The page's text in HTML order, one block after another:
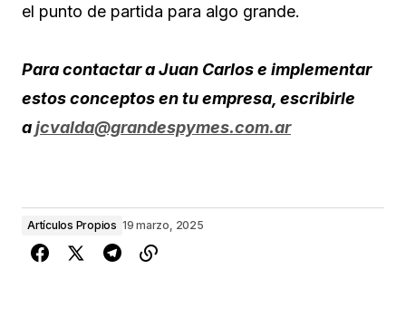
el punto de partida para algo grande.
Para contactar a Juan Carlos e implementar
estos conceptos en tu empresa, escribirle
ajcvalda@grandespymes.com.ar
Artículos Propios 19 marzo, 2025